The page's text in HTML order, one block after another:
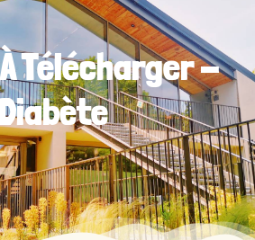
Télécharger -